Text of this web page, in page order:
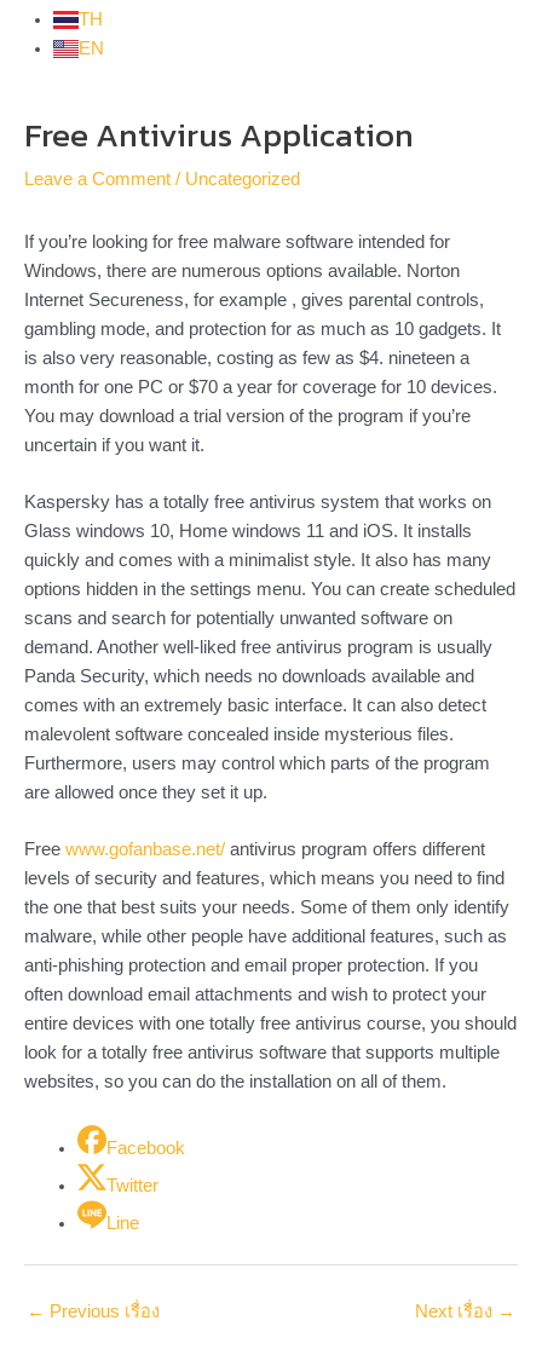
TH
EN
Free Antivirus Application
Leave a Comment / Uncategorized
If you’re looking for free malware software intended for
Windows, there are numerous options available. Norton
Internet Secureness, for example , gives parental controls,
gambling mode, and protection for as much as 10 gadgets. It
is also very reasonable, costing as few as $4. nineteen a
month for one PC or $70 a year for coverage for 10 devices.
You may download a trial version of the program if you’re
uncertain if you want it.
Kaspersky has a totally free antivirus system that works on
Glass windows 10, Home windows 11 and iOS. It installs
quickly and comes with a minimalist style. It also has many
options hidden in the settings menu. You can create scheduled
scans and search for potentially unwanted software on
demand. Another well-liked free antivirus program is usually
Panda Security, which needs no downloads available and
comes with an extremely basic interface. It can also detect
malevolent software concealed inside mysterious files.
Furthermore, users may control which parts of the program
are allowed once they set it up.
Free www.gofanbase.net/ antivirus program offers different
levels of security and features, which means you need to find
the one that best suits your needs. Some of them only identify
malware, while other people have additional features, such as
anti-phishing protection and email proper protection. If you
often download email attachments and wish to protect your
entire devices with one totally free antivirus course, you should
look for a totally free antivirus software that supports multiple
websites, so you can do the installation on all of them.
Facebook
Twitter
Line
navigation
← Previous เรื่อง Next เรื่อง →